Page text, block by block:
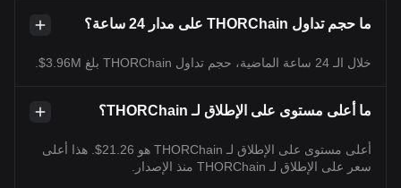
ما حجم تداول THORChain على مدار 24 ساعة؟
خلال الـ 24 ساعة الماضية، حجم تداول THORChain بلغ 3.96M$.
ما أعلى مستوى على الإطلاق لـ THORChain؟
أعلى مستوى على الإطلاق لـ THORChain هو 21.26$. هذا أعلى
سعر على الإطلاق لـ THORChain منذ الإصدار.